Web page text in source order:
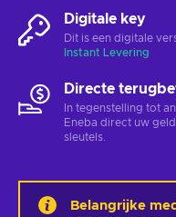
Digitale key
Dit is een digitale
Instant Levering
Directe
In tegenstelling tot
Eneba direct uw
sleutels.
Belangrijke